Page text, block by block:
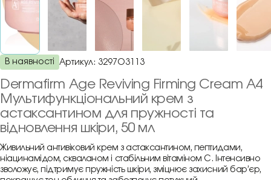
В наявності Артикул: 3297O3113
Dermafirm Age Reviving Firming Cream A4
Мультифункціональний крем з
астаксантином для пружності та
відновлення шкіри, 50 мл
Живильний антивіковий крем з астаксантином, пептидами,
ніацинамідом, скваланом і стабільним вітаміном С. Інтенсивно
зволожує, підтримує пружність шкіри, зміцнює захисний бар’єр,